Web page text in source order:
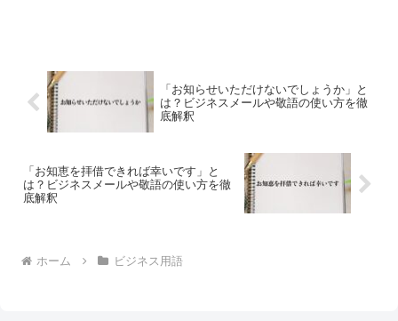
「お知らせいただけないでしょうか」と
は？ビジネスメールや敬語の使い方を徹
底解釈
「お知恵を拝借できれば幸いです」と
は？ビジネスメールや敬語の使い方を徹
底解釈
ホーム ビジネス用語